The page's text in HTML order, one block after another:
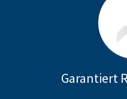
Garantiert